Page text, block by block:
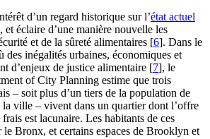
d’un regard historique sur l’état actuel
et éclaire d’une manière nouvelle les
et de la sûreté alimentaires [6]. Dans le
des inégalités urbaines, économiques et
d’enjeux de justice alimentaire [7], le
of City Planning estime que trois
– soit plus d’un tiers de la population de
la ville – vivent dans un quartier dont l’offre
est lacunaire. Les habitants de ces
Bronx, et certains espaces de Brooklyn et